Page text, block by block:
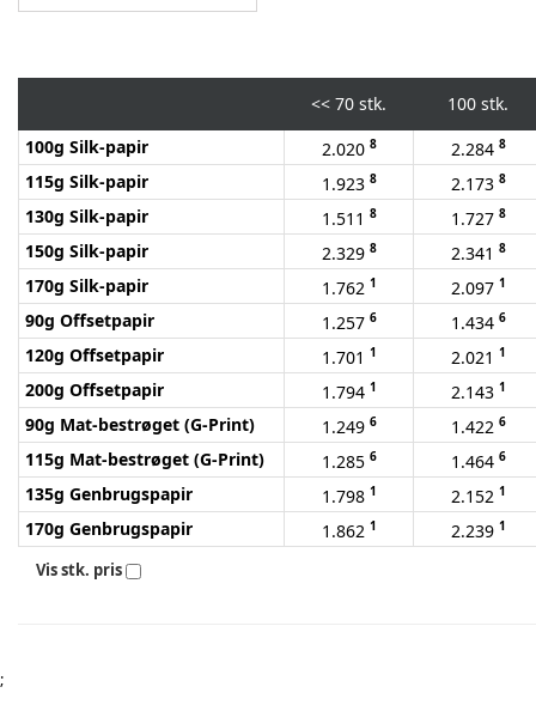
<< 70 stk.
100 stk.
100g Silk-papir
2.020 8 2.284 8
115g Silk-papir 1.923 8 2.173 8
130g Silk-papir 1.511 8 1.727 8
150g Silk-papir 2.329 8 2.341 8
170g Silk-papir 1.762 1 2.097 1
90g Offsetpapir 1.257 6 1.434 6
120g Offsetpapir 1.701 1 2.021 1
200g Offsetpapir 1.794 1 2.143 1
90g Mat-bestrøget (G-Print) 1.249 6 1.422 6
115g Mat-bestrøget (G-Print) 1.285 6 1.464 6
135g Genbrugspapir 1.798 1 2.152 1
170g Genbrugspapir 1.862 1 2.239 1
Vis stk. pris
;